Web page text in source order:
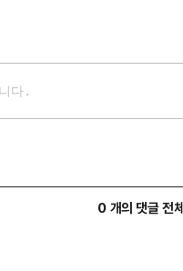
0 개의 댓글 전